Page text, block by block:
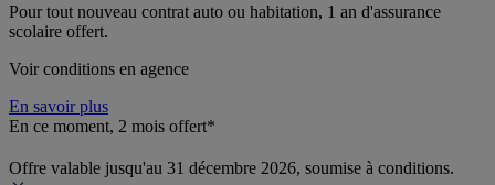
Pour tout nouveau contrat auto ou habitation, 1 an d'assurance
scolaire offert.
Voir conditions en agence
En savoir plus
En ce moment, 2 mois offert*
Offre valable jusqu'au 31 décembre 2026, soumise à conditions.